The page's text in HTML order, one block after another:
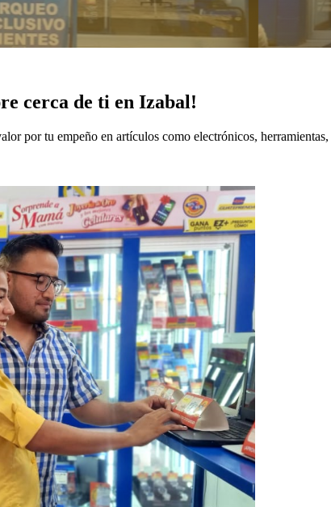
cerca de ti en Izabal!
por tu empeño en artículos como electrónicos,